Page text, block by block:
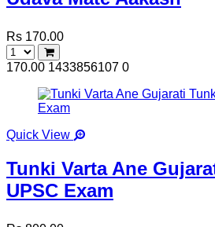
Rs 170.00
170.00 1433856107 0
Quick View
Tunki Varta Ane
UPSC Exam